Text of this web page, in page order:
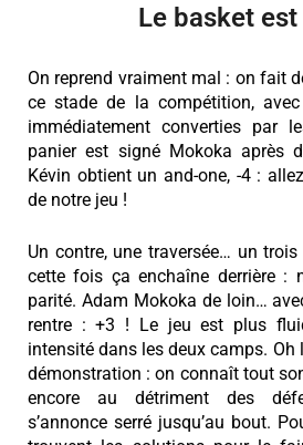
Le basket
On reprend vraiment mal : on fait
ce stade de la compétition,
immédiatement converties par
panier est signé Mokoka après
Kévin obtient un and-one, -4 :
de notre jeu !
Un contre, une traversée… un
cette fois ça enchaîne derrière :
parité. Adam Mokoka de loin…
rentre : +3 ! Le jeu est plus
intensité dans les deux camps. Oh
démonstration : on connaît tout
encore au détriment des
s’annonce serré jusqu’au bout.